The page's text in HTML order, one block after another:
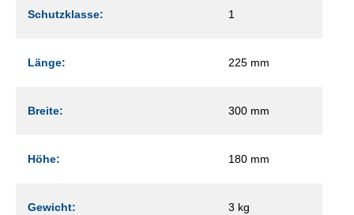
Schutzklasse: 1
Länge: 225 mm
Breite: 300 mm
Höhe: 180 mm
Gewicht: 3 kg